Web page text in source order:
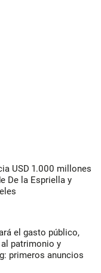
USD 1.000 millones
De la Espriella y
el gasto público,
patrimonio y
primeros anuncios